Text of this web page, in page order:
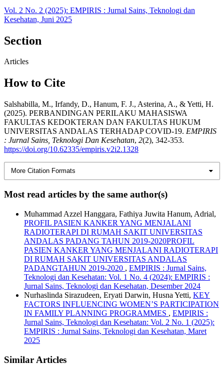
Vol. 2 No. 2 (2025): EMPIRIS : Jurnal Sains, Teknologi dan
Kesehatan, Juni 2025
Section
Articles
How to Cite
Salshabilla, M., Irfandy, D., Hanum, F. J., Asterina, A., & Yetti, H.
(2025). PERBANDINGAN PERILAKU MAHASISWA
FAKULTAS KEDOKTERAN DAN FAKULTAS HUKUM
UNIVERSITAS ANDALAS TERHADAP COVID-19. EMPIRIS
: Jurnal Sains, Teknologi Dan Kesehatan, 2(2), 342-353.
https://doi.org/10.62335/empiris.v2i2.1328
More Citation Formats
Most read articles by the same author(s)
Muhammad Azzel Hanggara, Fathiya Juwita Hanum, Adrial,
PROFIL PASIEN KANKER YANG MENJALANI
RADIOTERAPI DI RUMAH SAKIT UNIVERSITAS
ANDALAS PADANG TAHUN 2019-2020PROFIL
PASIEN KANKER YANG MENJALANI RADIOTERAPI
DI RUMAH SAKIT UNIVERSITAS ANDALAS
PADANGTAHUN 2019-2020 , EMPIRIS : Jurnal Sains,
Teknologi dan Kesehatan: Vol. 1 No. 4 (2024): EMPIRIS :
Jurnal Sains, Teknologi dan Kesehatan, Desember 2024
Nurhaslinda Sirazudeen, Eryati Darwin, Husna Yetti, KEY
FACTORS INFLUENCING WOMEN’S PARTICIPATION
IN FAMILY PLANNING PROGRAMMES , EMPIRIS :
Jurnal Sains, Teknologi dan Kesehatan: Vol. 2 No. 1 (2025):
EMPIRIS : Jurnal Sains, Teknologi dan Kesehatan, Maret
2025
Similar Articles